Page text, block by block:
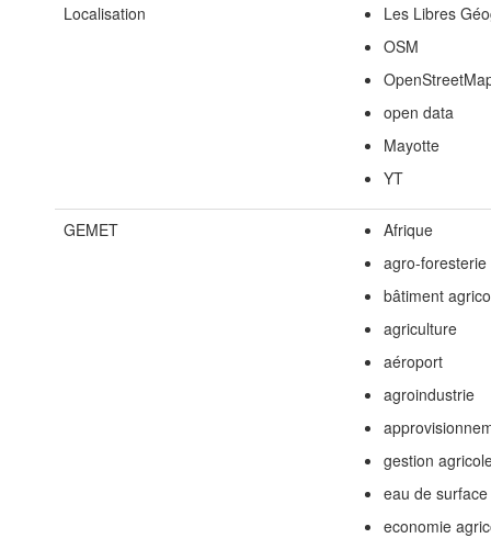
Localisation
Les Libres
OSM
open data
Mayotte
YT
GEMET
Afrique
agro-foresterie
bâtiment
agriculture
aéroport
agroindustrie
gestion
eau de surface
economie